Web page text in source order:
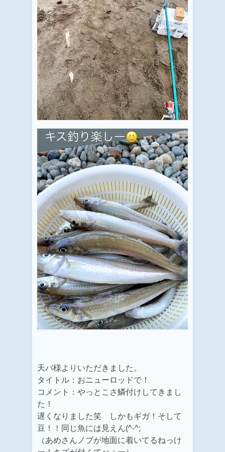
天パ様よりいただきました。
タイトル：おニューロッドで！
コメント： やっとこさ鱗付けしてきまし
た！
遅くなりました笑
しかもギガ！そして
豆！！ 同じ魚には見えん(^-^;
（あめさんノブが地面に着いてるねっけ